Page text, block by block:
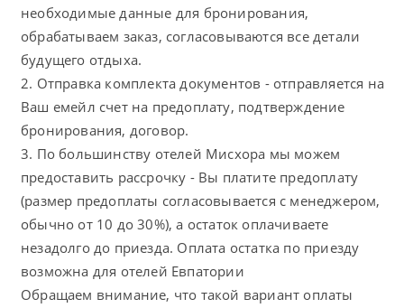
необходимые данные для бронирования,
обрабатываем заказ, согласовываются все детали
будущего отдыха.
2. Отправка комплекта документов - отправляется на
Ваш емейл счет на предоплату, подтверждение
бронирования, договор.
3. По большинству отелей Мисхора мы можем
предоставить рассрочку - Вы платите предоплату
(размер предоплаты согласовывается с менеджером,
обычно от 10 до 30%), а остаток оплачиваете
незадолго до приезда. Оплата остатка по приезду
возможна для отелей Евпатории
Обращаем внимание, что такой вариант оплаты